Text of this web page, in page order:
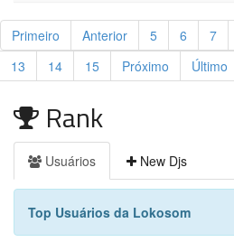
Primeiro Anterior 5 6 7
13
14 15 Próximo Último
Rank
Usuários New Djs
Top Usuários da Lokosom